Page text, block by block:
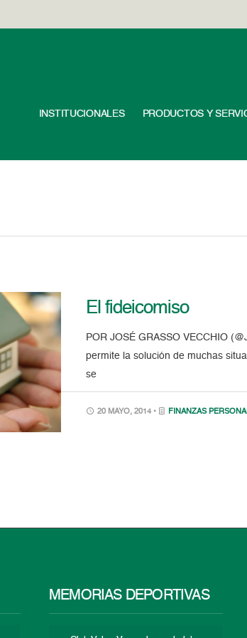
INSTITUCIONALES PRODUCTOS Y
El fideicomiso
POR JOSÉ GRASSO VECCHIO
permite la solución de muchas
se
20 MAYO, 2014 • FINANZAS
MEMORIAS DEPORTIVAS